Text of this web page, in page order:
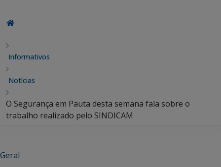
Informativos
Notícias
O Segurança em Pauta desta semana fala sobre o
trabalho realizado pelo SINDICAM
Geral